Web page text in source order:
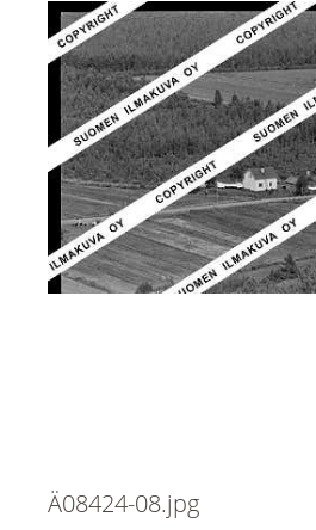
Ä08424-08.jpg